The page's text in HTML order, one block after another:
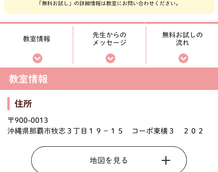
「無料お試し」の詳細情報は教室にお問い合わせください。
教室情報
先生からの
メッセージ
無料お試しの
流れ
教室情報
住所
〒900-0013
沖縄県那覇市牧志３丁目１９－１５ コーポ東横３ ２０２
地図を見る